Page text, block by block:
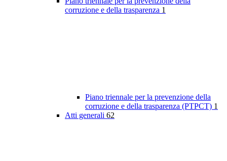
corruzione e della trasparenza 1
Piano triennale per la prevenzione della
corruzione e della trasparenza (PTPCT) 1
Atti generali 62